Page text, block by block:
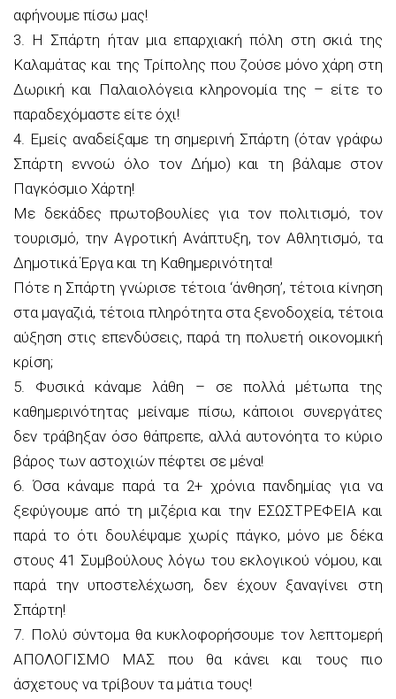
αφήνουμε πίσω μας!
3. Η Σπάρτη ήταν μια επαρχιακή πόλη στη σκιά της
Καλαμάτας και της Τρίπολης που ζούσε μόνο χάρη στη
Δωρική και Παλαιολόγεια κληρονομία της – είτε το
παραδεχόμαστε είτε όχι!
4. Εμείς αναδείξαμε τη σημερινή Σπάρτη (όταν γράφω
Σπάρτη εννοώ όλο τον Δήμο) και τη βάλαμε στον
Παγκόσμιο Χάρτη!
Με δεκάδες πρωτοβουλίες για τον πολιτισμό, τον
τουρισμό, την Αγροτική Ανάπτυξη, τον Αθλητισμό, τα
Δημοτικά Έργα και τη Καθημερινότητα!
Πότε η Σπάρτη γνώρισε τέτοια ‘άνθηση’, τέτοια κίνηση
στα μαγαζιά, τέτοια πληρότητα στα ξενοδοχεία, τέτοια
αύξηση στις επενδύσεις, παρά τη πολυετή οικονομική
κρίση;
5. Φυσικά κάναμε λάθη – σε πολλά μέτωπα της
καθημερινότητας μείναμε πίσω, κάποιοι συνεργάτες
δεν τράβηξαν όσο θάπρεπε, αλλά αυτονόητα το κύριο
βάρος των αστοχιών πέφτει σε μένα!
6. Όσα κάναμε παρά τα 2+ χρόνια πανδημίας για να
ξεφύγουμε από τη μιζέρια και την ΕΣΩΣΤΡΕΦΕΙΑ και
παρά το ότι δουλέψαμε χωρίς πάγκο, μόνο με δέκα
στους 41 Συμβούλους λόγω του εκλογικού νόμου, και
παρά την υποστελέχωση, δεν έχουν ξαναγίνει στη
Σπάρτη!
7. Πολύ σύντομα θα κυκλοφορήσουμε τον λεπτομερή
ΑΠΟΛΟΓΙΣΜΟ ΜΑΣ που θα κάνει και τους πιο
άσχετους να τρίβουν τα μάτια τους!